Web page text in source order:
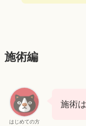
施術編
はじめての方
施術